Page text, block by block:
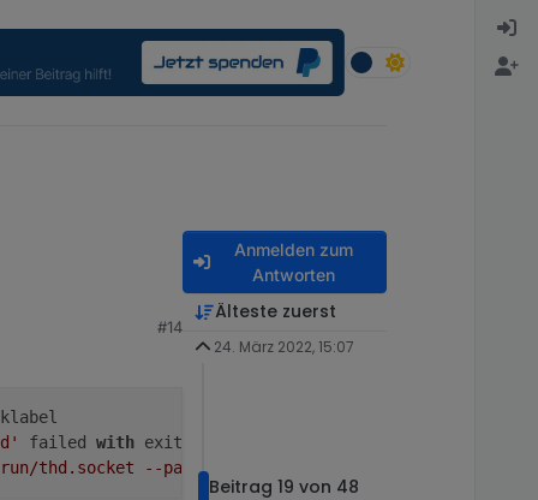
#14
failed with exit code
thd.socket --passfd --udev'
Anmelden zum
Antworten
Älteste zuerst
24. März 2022, 15:07
Beitrag 19 von 48